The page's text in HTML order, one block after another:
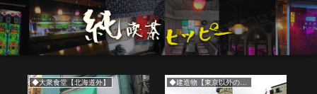
◆大衆食堂【北海道外】